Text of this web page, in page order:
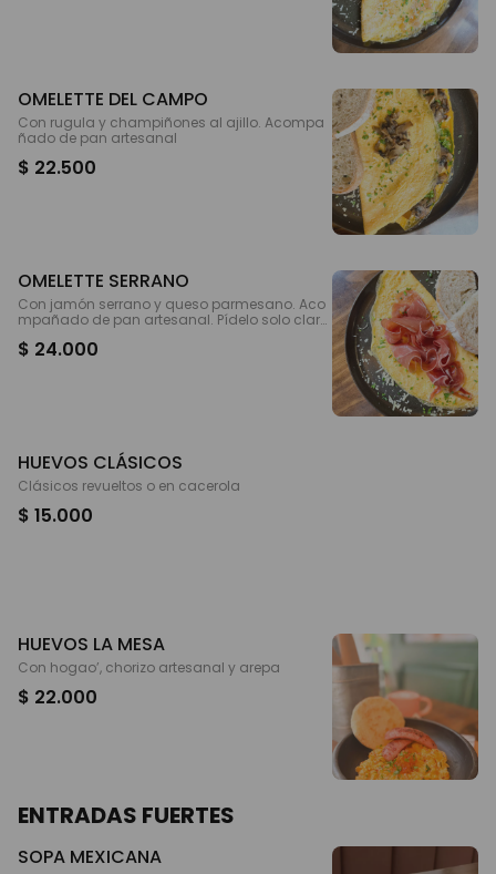
OMELETTE DEL CAMPO
Con rugula y champiñones al ajillo. Acompa
ñado de pan artesanal
$ 22.500
OMELETTE SERRANO
Con jamón serrano y queso parmesano. Aco
mpañado de pan artesanal. Pídelo solo clara
$ 24.000
HUEVOS CLÁSICOS
Clásicos revueltos o en cacerola
$ 15.000
HUEVOS LA MESA
Con hogao’, chorizo artesanal y arepa
$ 22.000
ENTRADAS FUERTES
SOPA MEXICANA